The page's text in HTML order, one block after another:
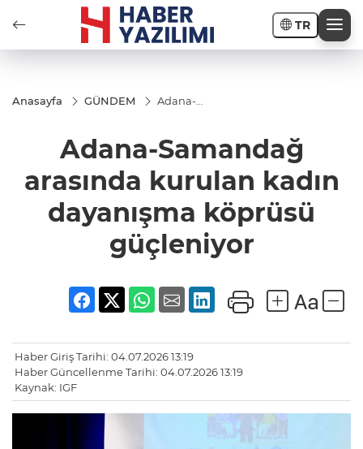
TR
Anasayfa GÜNDEM
Adana-
kurulan
kadın
köprüsü
güçleniyor
Adana-Samandağ
arasında kurulan kadın
dayanışma köprüsü
güçleniyor
Haber Giriş Tarihi: 04.07.2026 13:19
Haber Güncellenme Tarihi: 04.07.2026 13:19
Kaynak: IGF